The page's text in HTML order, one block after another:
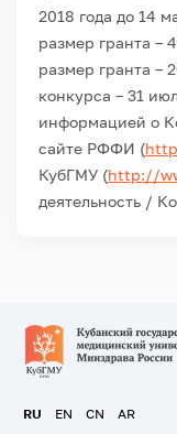
2018 года до 14
размер гранта –
размер гранта –
конкурса – 31
информацией о
сайте РФФИ (
КубГМУ (http://
деятельность /
RU EN CN AR